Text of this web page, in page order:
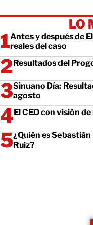
LO
Antes y después de
reales del caso
Resultados del
Sinuano Día:
agosto
El CEO con visión
¿Quién es
Ruiz?